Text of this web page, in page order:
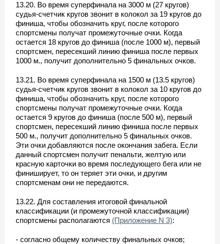
13.20. Во время суперфинала на 3000 м (27 кругов)
судья-счетчик кругов звонит в колокол за 19 кругов до
финиша, чтобы обозначить круг, после которого
спортсмены получат промежуточные очки. Когда
остается 18 кругов до финиша (после 1000 м), первый
спортсмен, пересекший линию финиша после первых
1000 м., получит дополнительно 5 финальных очков.
13.21. Во время суперфинала на 1500 м (13.5 кругов)
судья-счетчик кругов звонит в колокол за 10 кругов до
финиша, чтобы обозначить круг, после которого
спортсмены получат промежуточные очки. Когда
остается 9 кругов до финиша (после 500 м), первый
спортсмен, пересекший линию финиша после первых
500 м., получит дополнительно 5 финальных очков.
Эти очки добавляются после окончания забега. Если
данный спортсмен получит пенальти, желтую или
красную карточки во время последующего бега или не
финиширует, то он теряет эти очки, и другим
спортсменам они не передаются.
13.22. Для составления итоговой финальной
классификации (и промежуточной классификации)
спортсмены располагаются (Приложение N 3):
- согласно общему количеству финальных очков;